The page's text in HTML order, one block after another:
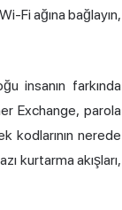
Fi ağına bağlayın,
insanın farkında
Exchange, parola
kodlarının nerede
kurtarma akışları,